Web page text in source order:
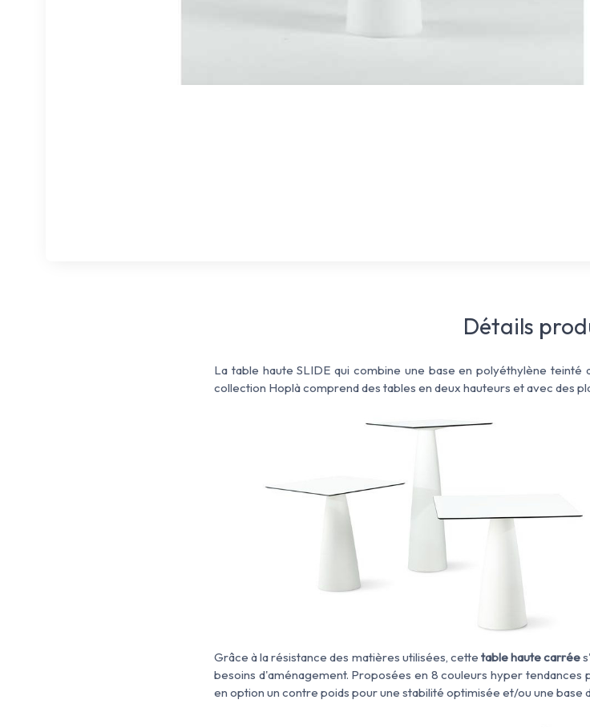
Détails
La table haute SLIDE qui combine une base en polyéthylène
collection Hoplà comprend des tables en deux hauteurs et avec des
Grâce à la résistance des matières utilisées, cette table haute carrée
besoins d'aménagement. Proposées en 8 couleurs hyper tendances
en option un contre poids pour une stabilité optimisée et/ou une